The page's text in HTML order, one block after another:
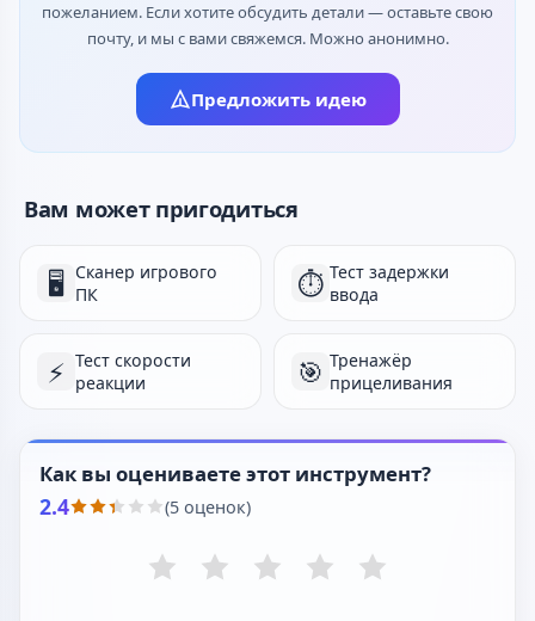
пожеланием. Если хотите обсудить детали — оставьте свою
почту, и мы с вами свяжемся. Можно анонимно.
Предложить идею
Вам может пригодиться
🖥️
Сканер игрового
ПК
⏱️ Тест задержки
ввода
⚡ Тест скорости
реакции
🎯 Тренажёр
прицеливания
Как вы оцениваете этот инструмент?
2.4 (5 оценок)